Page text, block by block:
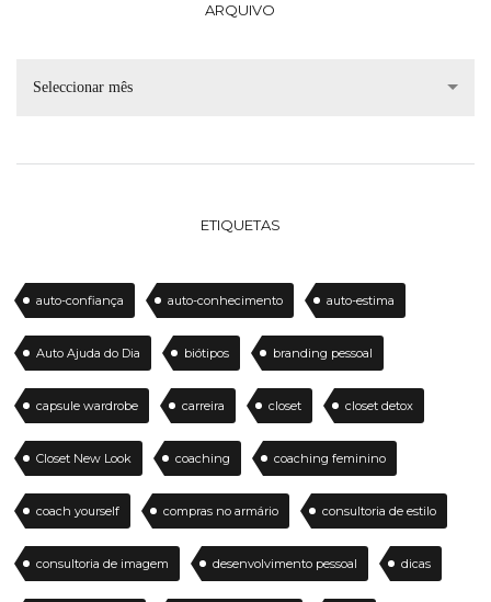
ARQUIVO
Seleccionar mês
ETIQUETAS
auto-confiança auto-conhecimento auto-estima
Auto Ajuda do Dia biótipos branding pessoal
capsule wardrobe carreira closet closet detox
Closet New Look coaching coaching feminino
coach yourself compras no armário consultoria de estilo
consultoria de imagem desenvolvimento pessoal dicas